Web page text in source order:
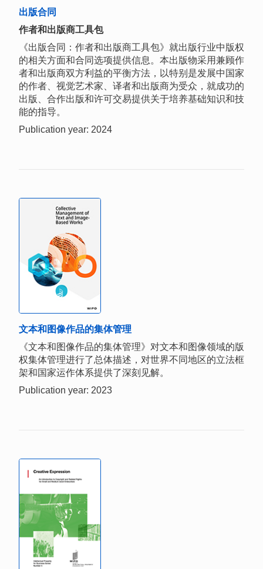
出版合同
作者和出版商工具包
《出版合同：作者和出版商工具包》就出版行业中版权
的相关方面和合同选项提供信息。本出版物采用兼顾作
者和出版商双方利益的平衡方法，以特别是发展中国家
的作者、视觉艺术家、译者和出版商为受众，就成功的
出版、合作出版和许可交易提供关于培养基础知识和技
能的指导。
Publication year: 2024
文本和图像作品的集体管理
《文本和图像作品的集体管理》对文本和图像领域的版
权集体管理进行了总体描述，对世界不同地区的立法框
架和国家运作体系提供了深刻见解。
Publication year: 2023